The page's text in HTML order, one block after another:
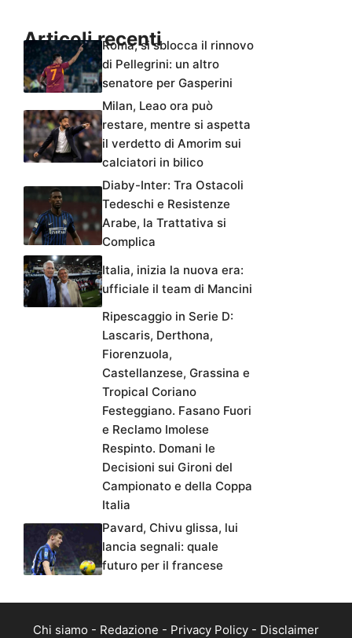
Articoli recentiRoma, si sblocca il rinnovo
di Pellegrini: un altro
senatore per Gasperini
Milan, Leao ora può
restare, mentre si aspetta
il verdetto di Amorim sui
calciatori in bilico
Diaby-Inter: Tra Ostacoli
Tedeschi e Resistenze
Arabe, la Trattativa si
Complica
Italia, inizia la nuova era:
ufficiale il team di Mancini
Ripescaggio in Serie D:
Lascaris, Derthona,
Fiorenzuola,
Castellanzese, Grassina e
Tropical Coriano
Festeggiano. Fasano Fuori
e Reclamo Imolese
Respinto. Domani le
Decisioni sui Gironi del
Campionato e della Coppa
Italia
Pavard, Chivu glissa, lui
lancia segnali: quale
futuro per il francese
Chi siamo - Redazione - Privacy Policy - Disclaimer